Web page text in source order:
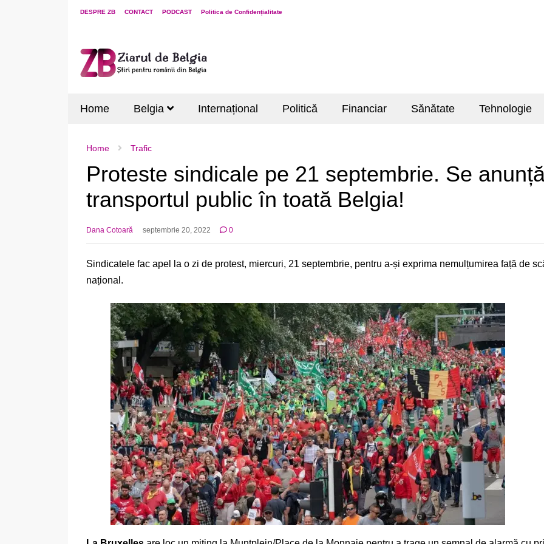
DESPRE ZB CONTACT PODCAST Politica de Confidențialitate
Home Belgia Internațional Politică Financiar Sănătate Tehnologie
Home Trafic
Proteste sindicale pe 21 septembrie. Se
transportul public în toată Belgia!
Dana Cotoară septembrie 20, 2022 0
Sindicatele fac apel la o zi de protest, miercuri, 21 septembrie, pentru a-și exprima nemulțumirea față de
național.